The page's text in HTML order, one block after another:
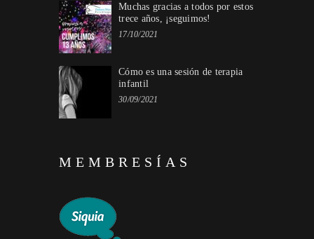
Muchas gracias a todos por estos
trece años, ¡seguimos!
17/10/2021
Cómo es una sesión de terapia
infantil
30/09/2021
MEMBRESÍAS